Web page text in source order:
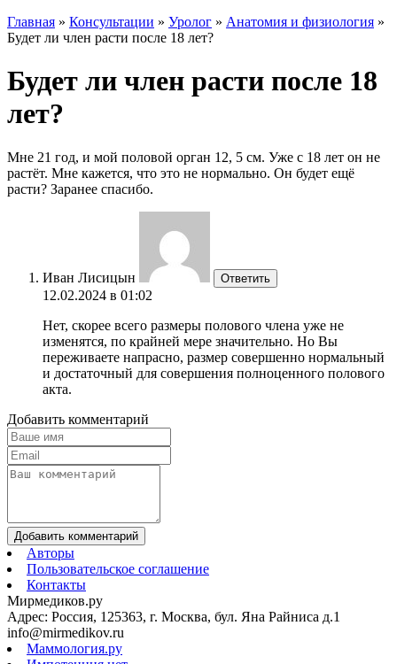
Главная » Консультации » Уролог » Анатомия и физиология »
Будет ли член расти после 18 лет?
Будет ли член расти после 18
лет?
Мне 21 год, и мой половой орган 12, 5 см. Уже с 18 лет он не
растёт. Мне кажется, что это не нормально. Он будет ещё
расти? Заранее спасибо.
Иван Лисицын Ответить
12.02.2024 в 01:02
Нет, скорее всего размеры полового члена уже не
изменятся, по крайней мере значительно. Но Вы
переживаете напрасно, размер совершенно нормальный
и достаточный для совершения полноценного полового
акта.
Добавить комментарий
Добавить комментарий
Авторы
Пользовательское соглашение
Контакты
Мирмедиков.ру
Адрес: Россия, 125363, г. Москва, бул. Яна Райниса д.1
info@mirmedikov.ru
Маммология.ру